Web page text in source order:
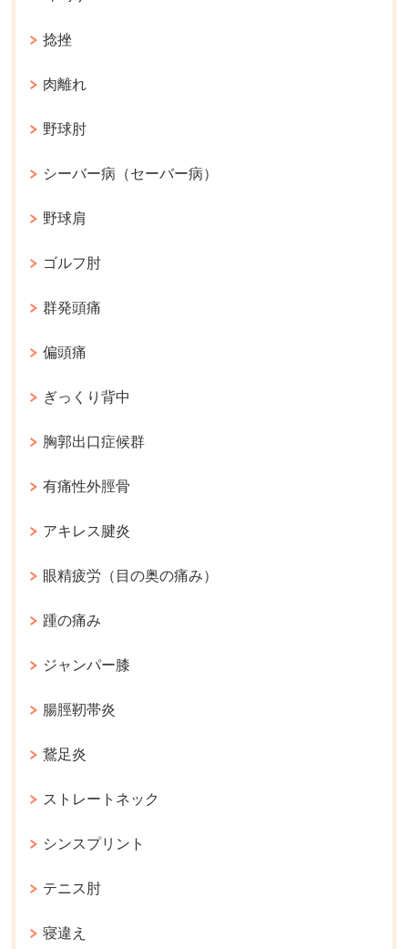
捻挫
肉離れ
野球肘
シーバー病（セーバー病）
野球肩
ゴルフ肘
群発頭痛
偏頭痛
ぎっくり背中
胸郭出口症候群
有痛性外脛骨
アキレス腱炎
眼精疲労（目の奥の痛み）
踵の痛み
ジャンパー膝
腸脛靭帯炎
鵞足炎
ストレートネック
シンスプリント
テニス肘
寝違え